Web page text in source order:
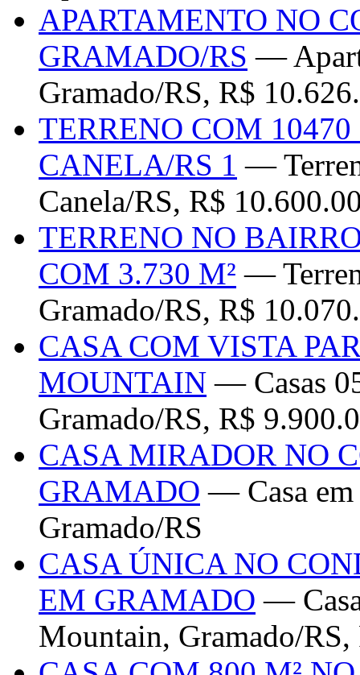
APARTAMENTO NO
GRAMADO/RS —
Gramado/RS, R$
TERRENO COM
CANELA/RS 1 —
Canela/RS, R$
TERRENO NO
COM 3.730 M² —
Gramado/RS, R$
CASA COM VISTA
MOUNTAIN — Casas
Gramado/RS, R$
CASA MIRADOR NO
GRAMADO — Casa
Gramado/RS
CASA ÚNICA NO
EM GRAMADO —
Mountain, Gramado/